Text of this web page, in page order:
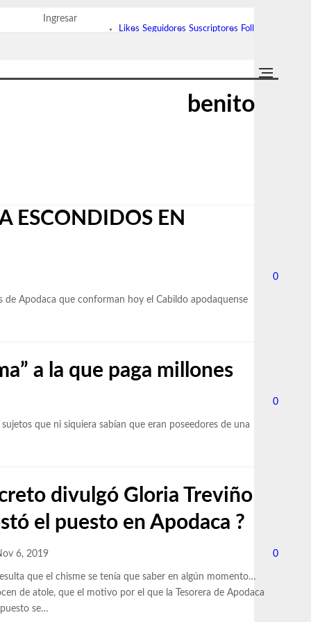
Likes Seguidores Suscriptores Followers
Ingresar
benito
ESCONDIDOS EN
0
de Apodaca que conforman hoy el Cabildo apodaquense
a la que paga millones
0
que ni siquiera sabían que eran poseedores de una
divulgó Gloria Treviño
el puesto en Apodaca ?
6, 2019 0
que el chisme se tenía que saber en algún momento…
de atole, que el motivo por el que la Tesorera de Apodaca
se…